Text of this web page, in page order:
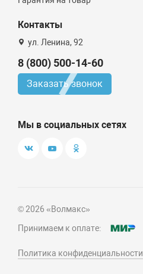
Контакты
ул. Ленина, 92
8 (800) 500-14-60
Заказать звонок
Мы в социальных сетях
© 2026 «Волмакс»
Принимаем к оплате:
Политика конфиденциальности